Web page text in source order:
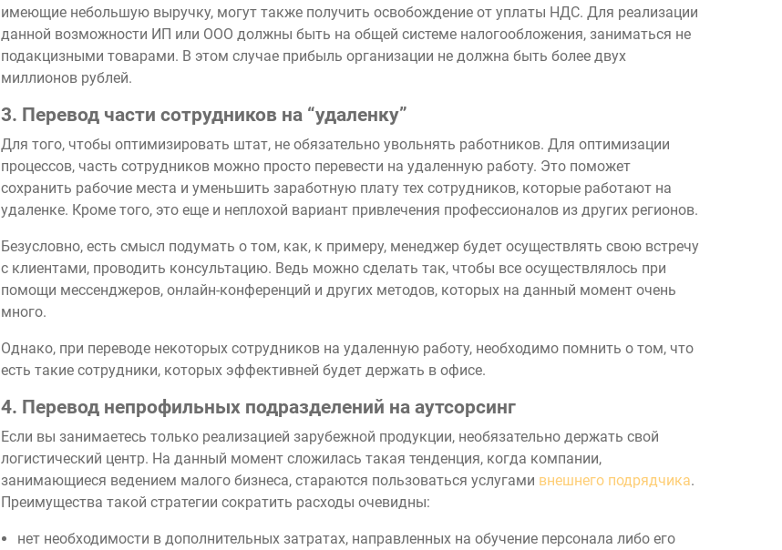
имеющие небольшую выручку, могут также получить освобождение от уплаты НДС. Для реализации
данной возможности ИП или ООО должны быть на общей системе налогообложения, заниматься не
подакцизными товарами. В этом случае прибыль организации не должна быть более двух
миллионов рублей.
3. Перевод части сотрудников на “удаленку”
Для того, чтобы оптимизировать штат, не обязательно увольнять работников. Для оптимизации
процессов, часть сотрудников можно просто перевести на удаленную работу. Это поможет
сохранить рабочие места и уменьшить заработную плату тех сотрудников, которые работают на
удаленке. Кроме того, это еще и неплохой вариант привлечения профессионалов из других регионов.
Безусловно, есть смысл подумать о том, как, к примеру, менеджер будет осуществлять свою встречу
с клиентами, проводить консультацию. Ведь можно сделать так, чтобы все осуществлялось при
помощи мессенджеров, онлайн-конференций и других методов, которых на данный момент очень
много.
Однако, при переводе некоторых сотрудников на удаленную работу, необходимо помнить о том, что
есть такие сотрудники, которых эффективней будет держать в офисе.
4. Перевод непрофильных подразделений на аутсорсинг
Если вы занимаетесь только реализацией зарубежной продукции, необязательно держать свой
логистический центр. На данный момент сложилась такая тенденция, когда компании,
занимающиеся ведением малого бизнеса, стараются пользоваться услугами внешнего подрядчика.
Преимущества такой стратегии сократить расходы очевидны:
нет необходимости в дополнительных затратах, направленных на обучение персонала либо его